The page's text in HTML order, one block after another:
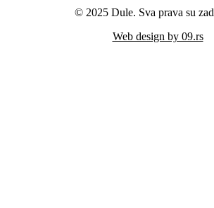
© 2025 Dule. Sva prava su
Web design by 09.rs